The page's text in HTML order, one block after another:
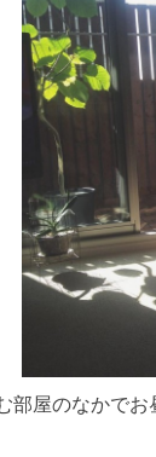
屋のなかで